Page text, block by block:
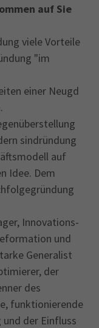
auf Sie
viele Vorteile
"im
einer Neugd
sindründung
auf
Idee. Dem
Innovations-
und
Generalist
der
des
funktionierende
der Einfluss